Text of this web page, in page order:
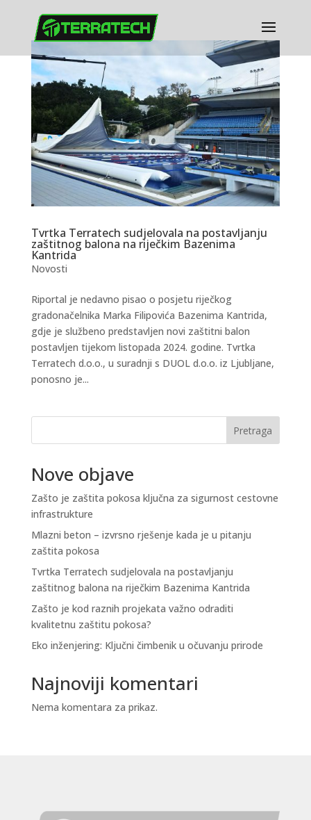
Tvrtka Terratech sudjelovala na postavljanju
zaštitnog balona na riječkim Bazenima
Kantrida
Novosti
Riportal je nedavno pisao o posjetu riječkog
gradonačelnika Marka Filipovića Bazenima Kantrida,
gdje je službeno predstavljen novi zaštitni balon
postavljen tijekom listopada 2024. godine. Tvrtka
Terratech d.o.o., u suradnji s DUOL d.o.o. iz Ljubljane,
ponosno je...
Pretraga
Nove objave
Zašto je zaštita pokosa ključna za sigurnost cestovne
infrastrukture
Mlazni beton – izvrsno rješenje kada je u pitanju
zaštita pokosa
Tvrtka Terratech sudjelovala na postavljanju
zaštitnog balona na riječkim Bazenima Kantrida
Zašto je kod raznih projekata važno odraditi
kvalitetnu zaštitu pokosa?
Eko inženjering: Ključni čimbenik u očuvanju prirode
Najnoviji komentari
Nema komentara za prikaz.